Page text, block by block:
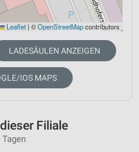
Leaflet | ©OpenStreetMapcontributors
LADESÄULEN ANZEIGEN
IOS MAPS
Filiale